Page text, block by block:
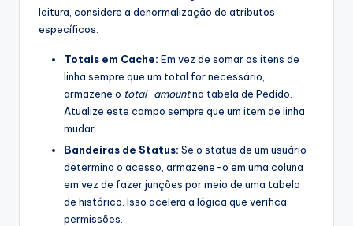
leitura, considere a denormalização de atributos
específicos.
Totais em Cache: Em vez de somar os itens de
linha sempre que um total for necessário,
armazene o total_amountna tabela de Pedido.
Atualize este campo sempre que um item de linha
mudar.
Bandeiras de Status: Se o status de um usuário
determina o acesso, armazene-o em uma coluna
em vez de fazer junções por meio de uma tabela
de histórico. Isso acelera a lógica que verifica
permissões.